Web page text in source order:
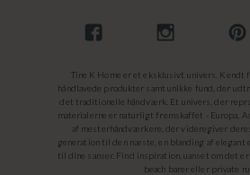
Tine K Home er et eksklusivt univers. Kendt
håndlavede produkter samt unikke fund, der
det traditionelle håndværk. Et univers, der
materialerne er naturligt fremskaffet - Europa,
af mesterhåndværkere, der videregiver
generation til den næste, en blanding af elegant
til dine sanser. Find inspiration, uanset om det
beach barer eller private